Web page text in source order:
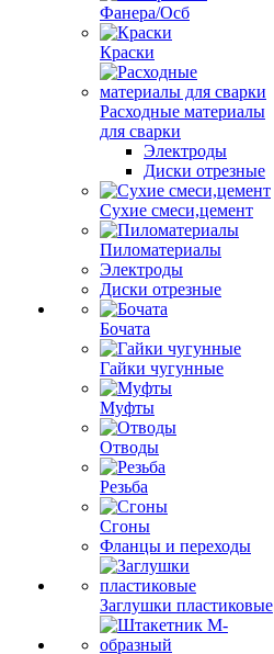
Фанера/Осб
Краски
Расходные материалы
для сварки
Электроды
Диски отрезные
Сухие смеси,цемент
Пиломатериалы
Электроды
Диски отрезные
Бочата
Гайки чугунные
Муфты
Отводы
Резьба
Сгоны
Фланцы и переходы
Заглушки пластиковые